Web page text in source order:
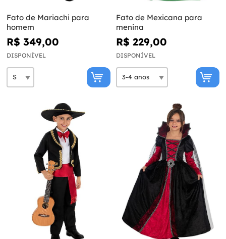
Fato de Mariachi para
homem
R$ 349,00
DISPONÍVEL
Fato de Mexicana para
menina
R$ 229,00
DISPONÍVEL